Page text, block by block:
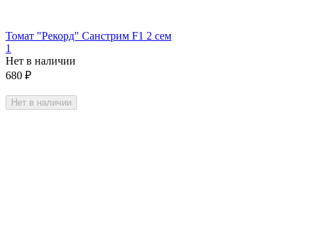
Томат "Рекорд" Санстрим F1 2 сем
1
Нет в наличии
680 ₽
Нет в наличии